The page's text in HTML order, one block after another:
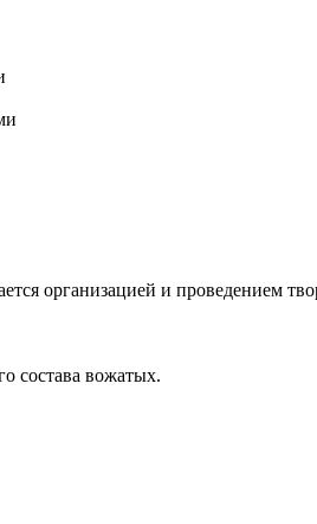
организацией и проведением
состава вожатых.